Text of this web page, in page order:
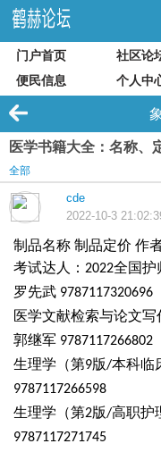
门户首页 社区论
便民信息
个人中
医学书籍大全：名称
全部
cde
2022-10-3
制品名称 制品定价 作
考试达人： 2022全国护
罗先武 9787117320696
医学文献检索与论文写
郭继军 9787117266802
生理学（第9版/本科临
9787117266598
生理学（第2版/高职护
9787117271745